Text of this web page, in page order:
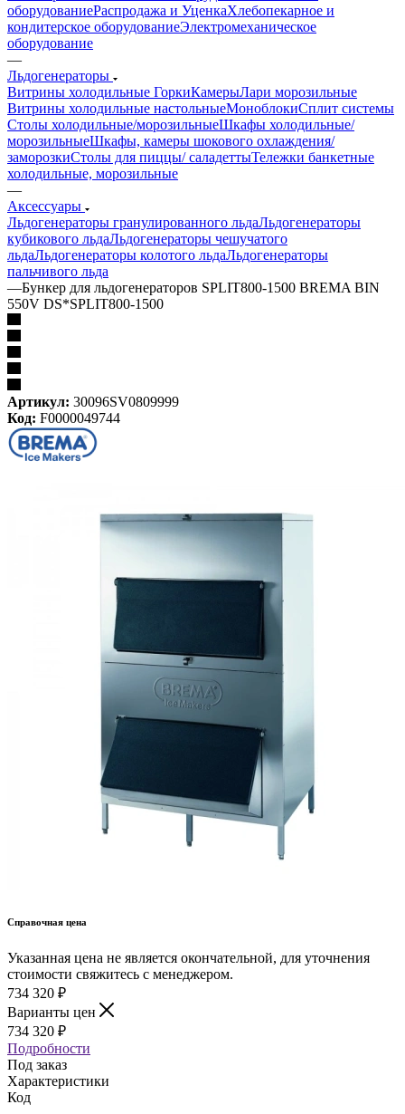
оборудованиеРаспродажа и УценкаХлебопекарное и
кондитерское оборудованиеЭлектромеханическое
оборудование
—
Льдогенераторы
Витрины холодильные ГоркиКамерыЛари морозильные
Витрины холодильные настольныеМоноблокиСплит системы
Столы холодильные/морозильныеШкафы холодильные/
морозильныеШкафы, камеры шокового охлаждения/
заморозкиСтолы для пиццы/ саладеттыТележки банкетные
холодильные, морозильные
—
Аксессуары
Льдогенераторы гранулированного льдаЛьдогенераторы
кубикового льдаЛьдогенераторы чешучатого
льдаЛьдогенераторы колотого льдаЛьдогенераторы
пальчивого льда
—Бункер для льдогенераторов SPLIT800-1500 BREMA BIN
550V DS*SPLIT800-1500
Артикул: 30096SV0809999
Код: F0000049744
Справочная цена
Указанная цена не является окончательной, для уточнения
стоимости свяжитесь с менеджером.
734 320 ₽
Варианты цен
734 320 ₽
Подробности
Под заказ
Характеристики
Код